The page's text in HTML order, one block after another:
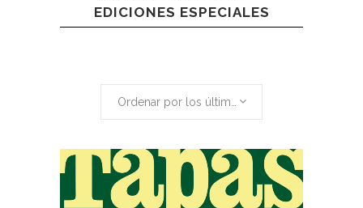
EDICIONES ESPECIALES